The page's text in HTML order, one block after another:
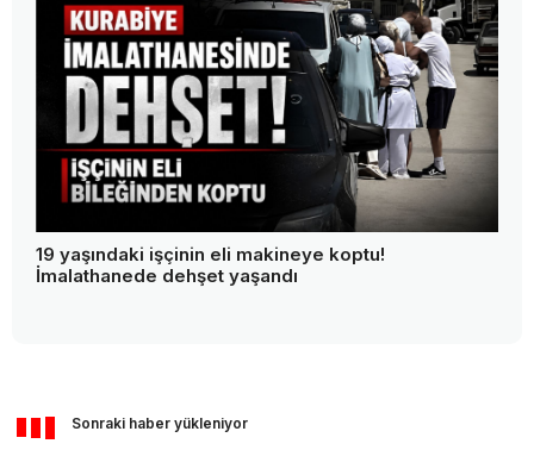
19 yaşındaki işçinin eli makineye koptu!
İmalathanede dehşet yaşandı
Sonraki haber yükleniyor